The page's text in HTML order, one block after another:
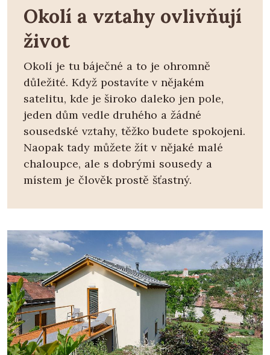
Okolí a vztahy ovlivňují
život
Okolí je tu báječné a to je ohromně
důležité. Když postavíte v nějakém
satelitu, kde je široko daleko jen pole,
jeden dům vedle druhého a žádné
sousedské vztahy, těžko budete spokojeni.
Naopak tady můžete žít v nějaké malé
chaloupce, ale s dobrými sousedy a
místem je člověk prostě šťastný.